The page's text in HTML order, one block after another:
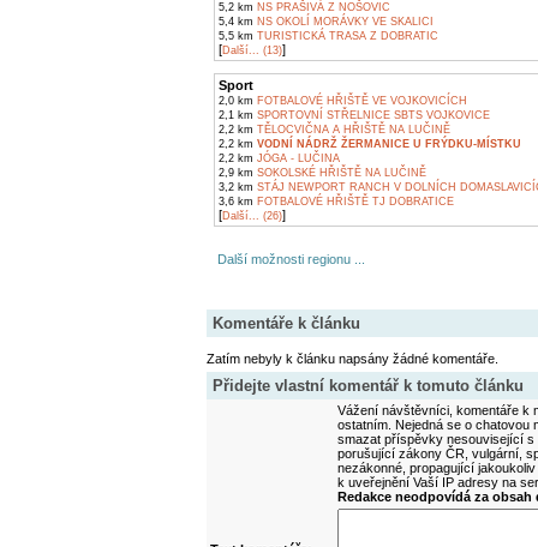
5,2 km NS PRAŠIVÁ Z NOŠOVIC
5,4 km NS OKOLÍ MORÁVKY VE SKALICI
5,5 km TURISTICKÁ TRASA Z DOBRATIC
[Další... (13)]
Sport
2,0 km FOTBALOVÉ HŘIŠTĚ VE VOJKOVICÍCH
2,1 km SPORTOVNÍ STŘELNICE SBTS VOJKOVICE
2,2 km TĚLOCVIČNA A HŘIŠTĚ NA LUČINĚ
2,2 km VODNÍ NÁDRŽ ŽERMANICE U FRÝDKU-MÍSTKU
2,2 km JÓGA - LUČINA
2,9 km SOKOLSKÉ HŘIŠTĚ NA LUČINĚ
3,2 km STÁJ NEWPORT RANCH V DOLNÍCH
3,6 km FOTBALOVÉ HŘIŠTĚ TJ DOBRATICE
[Další... (26)]
Další možnosti regionu ...
Komentáře k článku
Zatím nebyly k článku napsány žádné komentáře.
Přidejte vlastní komentář k tomuto článku
Vážení návštěvníci, komentáře k
ostatním. Nejedná se o
smazat příspěvky nesouvisející
porušující zákony ČR, vulgární,
nezákonné, propagující
k uveřejnění Vaší IP adresy na
Redakce neodpovídá za